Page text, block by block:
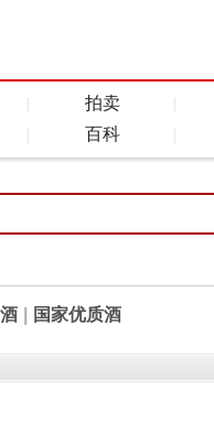
拍卖
百科
国家优质酒